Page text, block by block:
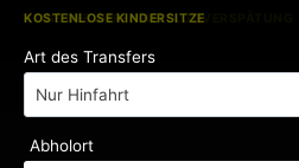
KOSTENLOSE KINDERSITZE
KEINE GEBÜHREN BEI FLUGVERSPÄTUNG
Art des Transfers
Abholort